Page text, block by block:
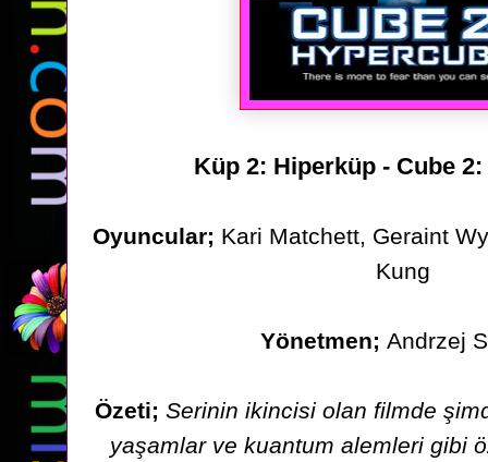
Küp 2: Hiperküp - Cube
Oyuncular; Kari Matchett, Geraint
Kung
Yönetmen;Andrzej
Özeti;Serinin ikincisi olan filmde
yaşamlar ve kuantum alemleri gibi